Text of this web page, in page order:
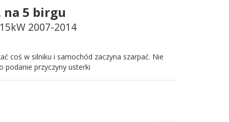
5 birgu
2007-2014
coś w silniku i samochód zaczyna szarpać. Nie
podanie przyczyny usterki